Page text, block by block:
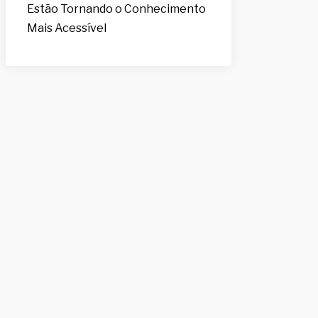
Estão Tornando o Conhecimento
Mais Acessível